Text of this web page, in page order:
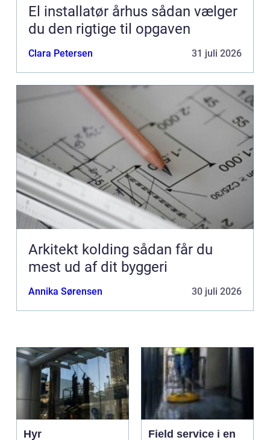
El installatør århus sådan vælger
du den rigtige til opgaven
Clara Petersen 31 juli 2026
Arkitekt kolding sådan får du
mest ud af dit byggeri
Annika Sørensen 30 juli 2026
Hyr
Field service i en